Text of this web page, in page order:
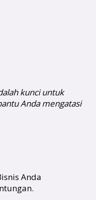
kunci untuk
Anda mengatasi
Anda